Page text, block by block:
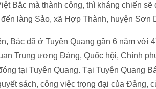
Bắc mà thành công, thì kháng chiến sẽ
làng Sảo, xã Hợp Thành, huyện Sơn
Bác đã ở Tuyên Quang gần 6 năm với
Trung ương Đảng, Quốc hội, Chính
tại Tuyên Quang. Tại Tuyên Quang
sách, công việc trọng đại của Đảng,